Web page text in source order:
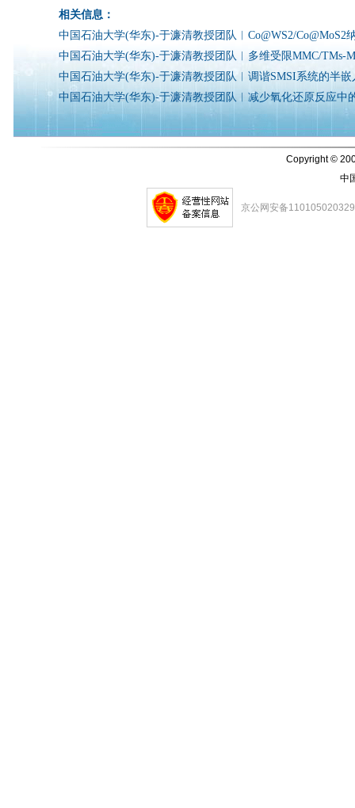
相关信息：
中国石油大学(华东)-于濂清教授团队︱Co@WS2/
中国石油大学(华东)-于濂清教授团队︱多维受限MMC/TMs-
中国石油大学(华东)-于濂清教授团队︱调谐SMSI系统的半
中国石油大学(华东)-于濂清教授团队︱减少氧化还原反应
Copyright ©
中
京公网安备